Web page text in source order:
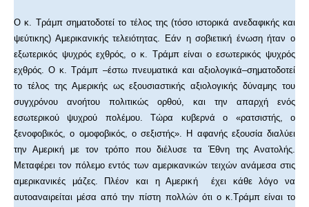
Ο κ. Τράμπ σηματοδοτεί το τέλος της (τόσο ιστορικά ανεδαφικής και
ψεύτικης) Αμερικανικής τελειότητας. Εάν η σοβιετική ένωση ήταν ο
εξωτερικός ψυχρός εχθρός, ο κ. Τράμπ είναι ο εσωτερικός ψυχρός
εχθρός. Ο κ. Τράμπ –έστω πνευματικά και αξιολογικά–σηματοδοτεί
το τέλος της Αμερικής ως εξουσιαστικής αξιολογικής δύναμης του
συγχρόνου ανοήτου πολιτικώς ορθού, και την απαρχή ενός
εσωτερικού ψυχρού πολέμου. Τώρα κυβερνά ο «ρατσιστής, ο
ξενοφοβικός, ο ομοφοβικός, ο σεξιστής». Η αφανής εξουσία διαλύει
την Αμερική με τον τρόπο που διέλυσε τα Έθνη της Ανατολής.
Μεταφέρει τον πόλεμο εντός των αμερικανικών τειχών ανάμεσα στις
αμερικανικές μάζες. Πλέον και η Αμερική έχει κάθε λόγο να
αυτοαναιρείται μέσα από την πίστη πολλών ότι ο κ.Τράμπ είναι το